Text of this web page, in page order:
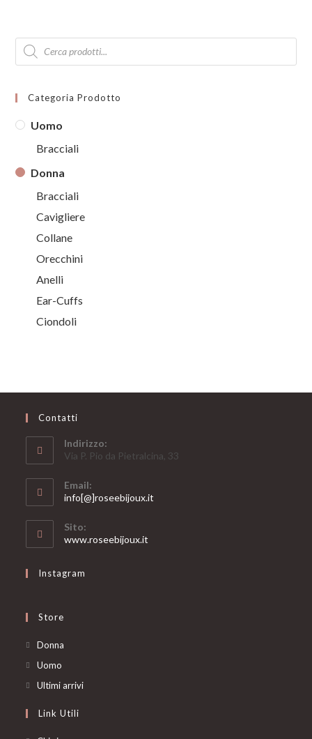
Products
search
Categoria Prodotto
Uomo
Bracciali
Donna
Bracciali
Cavigliere
Collane
Orecchini
Anelli
Ear-Cuffs
Ciondoli
Contatti
Indirizzo:
Via P. Pio da Pietralcina, 33
Email:
info[@]roseebijoux.it
Sito:
www.roseebijoux.it
Instagram
Store
Donna
tab
Uomo
in
new
Ultimi arriviOpens
Link Utili